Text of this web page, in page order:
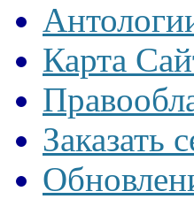
Карта
Заказать